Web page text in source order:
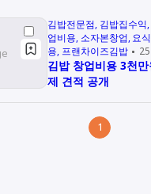
김밥전문점 김밥집수익
업비용 소자본창업 요
용 프랜차이즈김밥
김밥 창업비용 3천
제 견적 공개
1